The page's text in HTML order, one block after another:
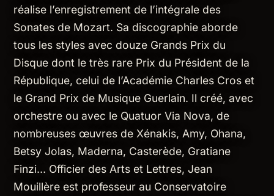
réalise l’enregistrement de l’intégrale des
Sonates de Mozart. Sa discographie aborde
tous les styles avec douze Grands Prix du
Disque dont le très rare Prix du Président de la
République, celui de l’Académie Charles Cros et
le Grand Prix de Musique Guerlain. Il créé, avec
orchestre ou avec le Quatuor Via Nova, de
nombreuses œuvres de Xénakis, Amy, Ohana,
Betsy Jolas, Maderna, Casterède, Gratiane
Finzi… Officier des Arts et Lettres, Jean
Mouillère est professeur au Conservatoire